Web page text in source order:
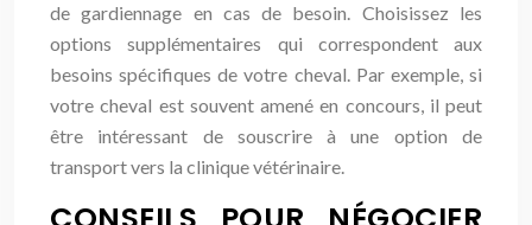
de gardiennage en cas de besoin. Choisissez les
options supplémentaires qui correspondent aux
besoins spécifiques de votre cheval. Par exemple, si
votre cheval est souvent amené en concours, il peut
être intéressant de souscrire à une option de
transport vers la clinique vétérinaire.